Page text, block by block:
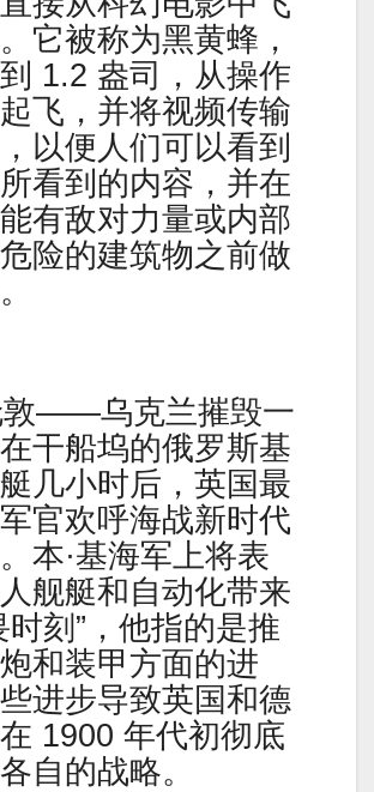
它被称为黑黄蜂，
1.2 盎司，从操作
飞，并将视频传输
以便人们可以看到
看到的内容，并在
有敌对力量或内部
险的建筑物之前做
敦——乌克兰摧毁一
干船坞的俄罗斯基
几小时后，英国最
官欢呼海战新时代
本·基海军上将表
舰艇和自动化带来
时刻”，他指的是推
和装甲方面的进
进步导致英国和德
1900 年代初彻底
自的战略。